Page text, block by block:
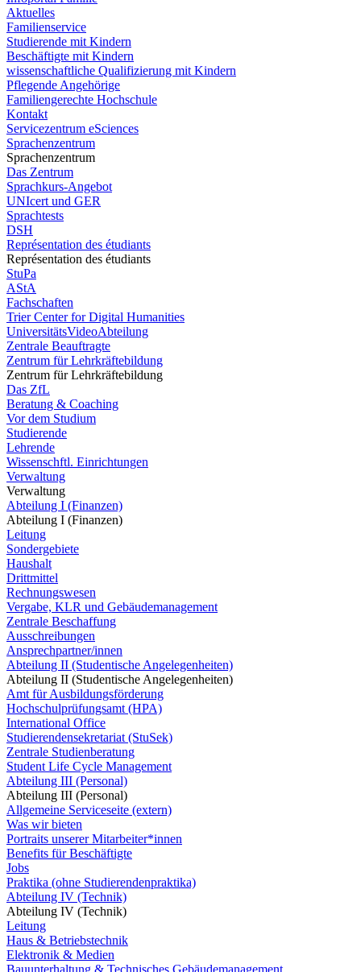
Aktuelles
Familienservice
Studierende mit Kindern
Beschäftigte mit Kindern
wissenschaftliche Qualifizierung mit Kindern
Pflegende Angehörige
Familiengerechte Hochschule
Kontakt
Servicezentrum eSciences
Sprachenzentrum
Sprachenzentrum
Das Zentrum
Sprachkurs-Angebot
UNIcert und GER
Sprachtests
DSH
Représentation des étudiants
Représentation des étudiants
StuPa
AStA
Fachschaften
Trier Center for Digital Humanities
UniversitätsVideoAbteilung
Zentrale Beauftragte
Zentrum für Lehrkräftebildung
Zentrum für Lehrkräftebildung
Das ZfL
Beratung & Coaching
Vor dem Studium
Studierende
Lehrende
Wissenschftl. Einrichtungen
Verwaltung
Verwaltung
Abteilung I (Finanzen)
Abteilung I (Finanzen)
Leitung
Sondergebiete
Haushalt
Drittmittel
Rechnungswesen
Vergabe, KLR und Gebäudemanagement
Zentrale Beschaffung
Ausschreibungen
Ansprechpartner/innen
Abteilung II (Studentische Angelegenheiten)
Abteilung II (Studentische Angelegenheiten)
Amt für Ausbildungsförderung
Hochschulprüfungsamt (HPA)
International Office
Studierendensekretariat (StuSek)
Zentrale Studienberatung
Student Life Cycle Management
Abteilung III (Personal)
Abteilung III (Personal)
Allgemeine Serviceseite (extern)
Was wir bieten
Portraits unserer Mitarbeiter*innen
Benefits für Beschäftigte
Jobs
Praktika (ohne Studierendenpraktika)
Abteilung IV (Technik)
Abteilung IV (Technik)
Leitung
Haus & Betriebstechnik
Elektronik & Medien
Bauunterhaltung & Technisches Gebäudemanagement